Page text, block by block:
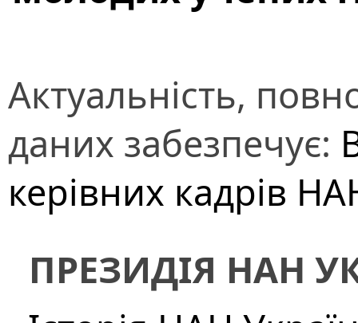
Актуальність,
даних забезпечує:
керівних кадрів
ПРЕЗИДІЯ НАН